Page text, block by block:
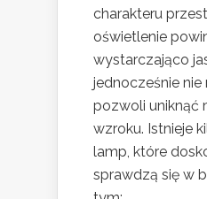
charakteru
oświetlenie
wystarczająco
jednocześnie nie
pozwoli uniknąć
wzroku. Istnieje
lamp, które
sprawdzą się w